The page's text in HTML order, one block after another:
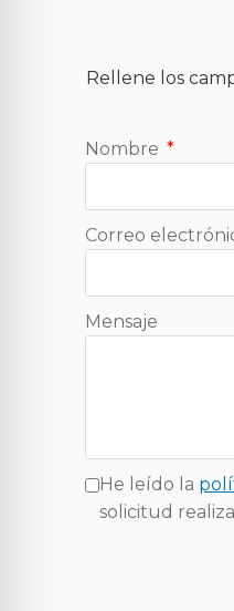
Rellene los
Nombre
Correo
Mensaje
He leído la
solicitud